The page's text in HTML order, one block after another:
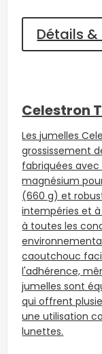
Détails
Celestron
Les jumelles
grossissement
fabriquées
magnésium
(660 g) et
intempéries et
à toutes les
caoutchouc
l'adhérence,
jumelles sont
qui offrent
une utilisation
lunettes.